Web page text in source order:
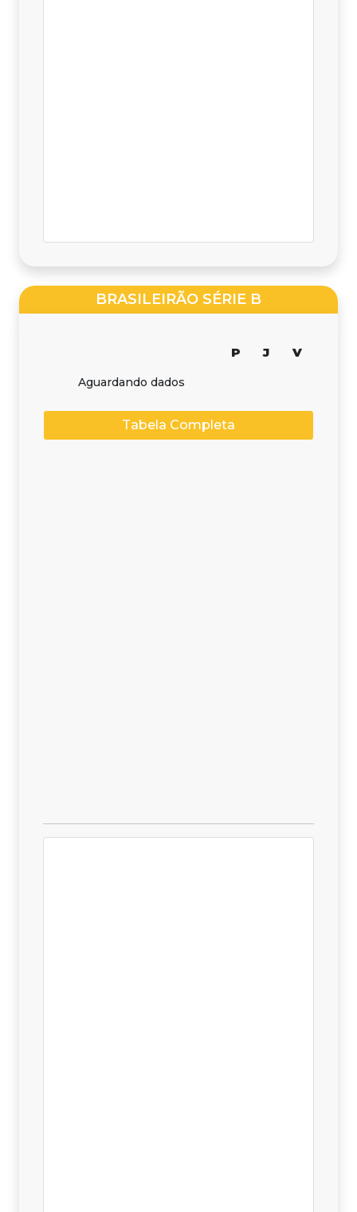
BRASILEIRÃO SÉRIE B
P J V
Aguardando dados
Tabela Completa